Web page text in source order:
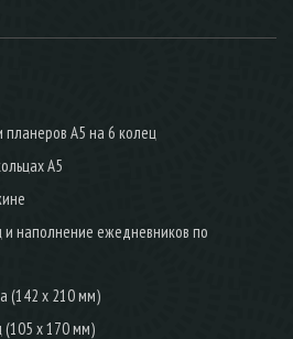
А5 на 6 колец
А5
наполнение ежедневников по
(142 х 210 мм)
(105 х 170 мм)